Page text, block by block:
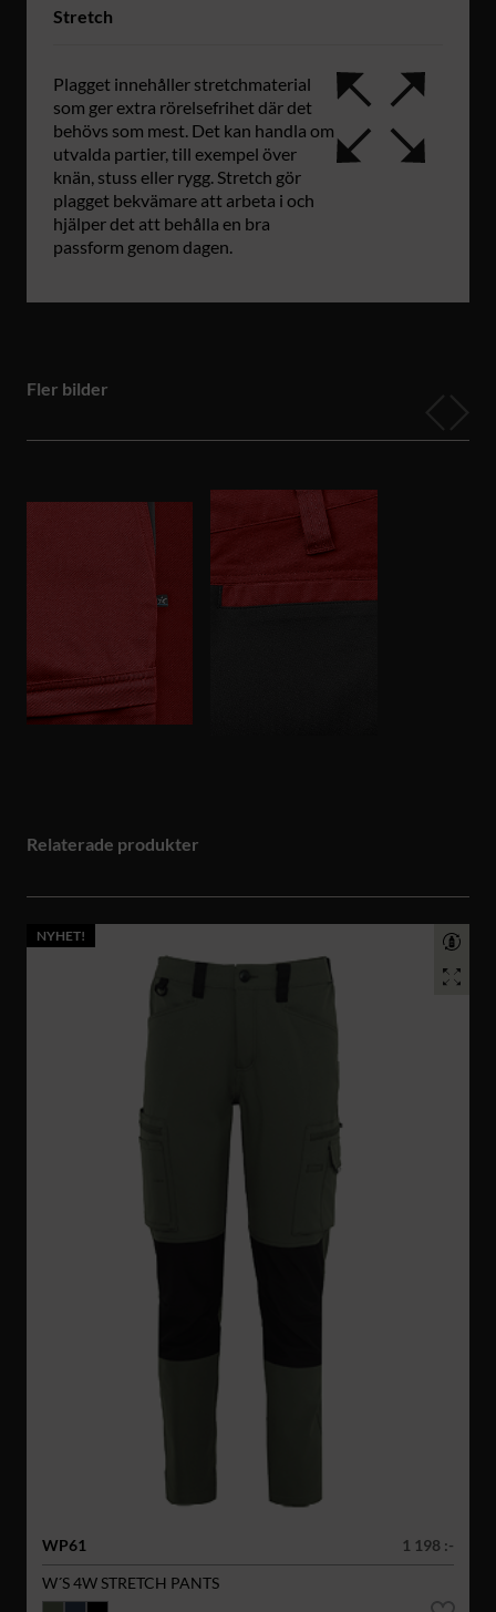
Stretch
Plagget innehåller stretchmaterial
som ger extra rörelsefrihet där det
behövs som mest. Det kan handla om
utvalda partier, till exempel över
knän, stuss eller rygg. Stretch gör
plagget bekvämare att arbeta i och
hjälper det att behålla en bra
passform genom dagen.
Fler bilder
Relaterade produkter
NYHET!
WP61
1 198 :-
W´S 4W STRETCH PANTS